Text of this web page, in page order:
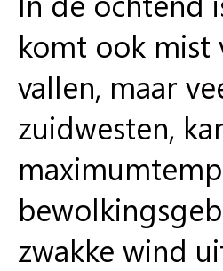
komt ook mist
vallen, maar
zuidwesten,
zwakke wind